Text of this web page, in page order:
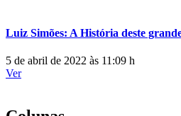
Luiz Simões: A História deste
5 de abril de 2022 às 11:09 h
Ver